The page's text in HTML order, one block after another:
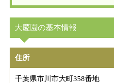
大慶園の基本情報
住所
千葉県市川市大町358番地